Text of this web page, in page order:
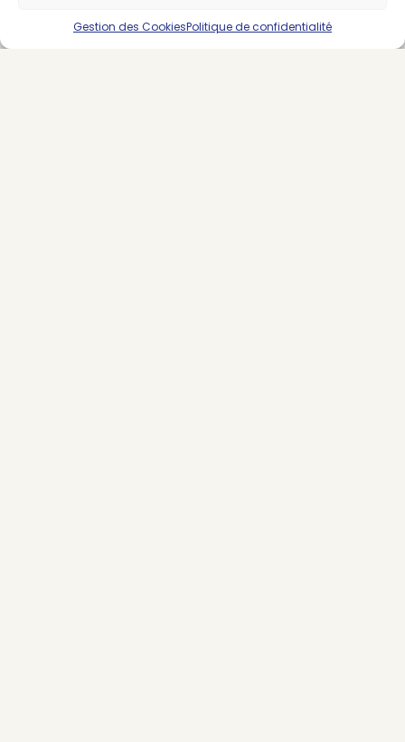
Gestion des CookiesPolitique de confidentialité